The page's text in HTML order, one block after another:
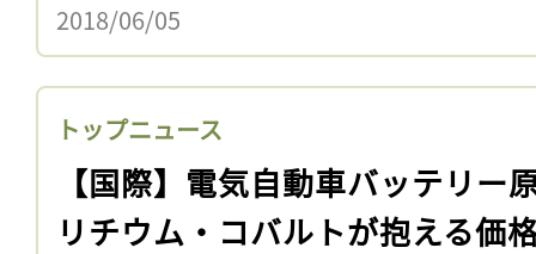
2018/06/05
トップニュース
【国際】電気自動車バッテリー
リチウム・コバルトが抱える価